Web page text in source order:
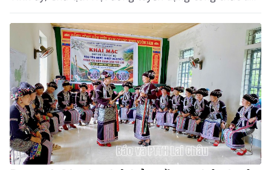
cùng các thành viên hội đồng tuyển dụng, ban giám
sát, ban vấn đáp và thí sinh tham dự kỳ tuyển dụng.